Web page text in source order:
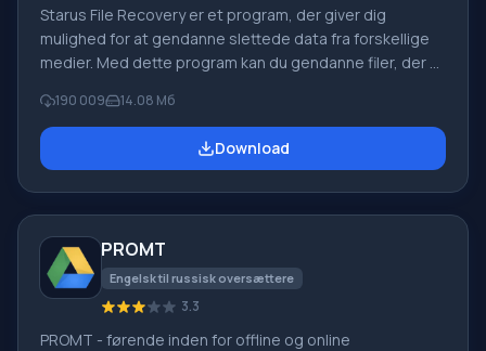
Starus File Recovery er et program, der giver dig
mulighed for at gendanne slettede data fra forskellige
medier. Med dette program kan du gendanne filer, der er
slettet uden om papirkurven, skjult af ondsindet
software, mistet på grund af softwarefejl, fuldstændig
tømning af papirkurven, formatering eller sletning af
190 009 14.08 Мб
Download
PROMT
Engelsk til russisk oversættere
3.3
PROMT - førende inden for offline og online